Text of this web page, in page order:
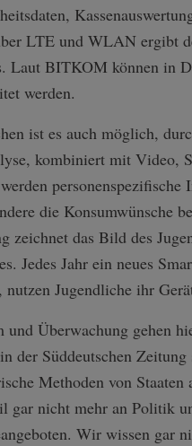
LTE und WLAN ergibt
Laut BITKOM können in
werden.
ist es auch möglich,
kombiniert mit Video,
die Konsumwünsche
zeichnet das Bild des
Jedes Jahr ein neues
nutzen Jugendliche ihr
und Überwachung gehen
der Süddeutschen
Methoden von
gar nicht mehr an Politik
Wir wissen gar